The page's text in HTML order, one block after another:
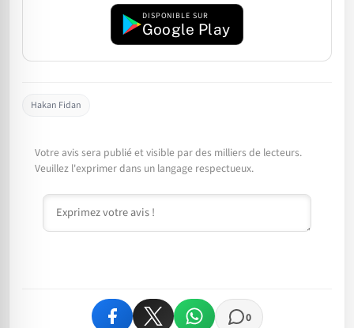
DISPONIBLE SUR
Google Play
Hakan Fidan
Votre avis sera publié et visible par des milliers de lecteurs.
Veuillez l'exprimer dans un langage respectueux.
Commentaire
0